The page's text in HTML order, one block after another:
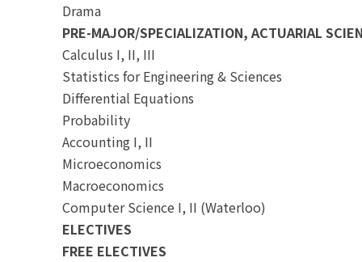
Drama
PRE-MAJOR/SPECIALIZATION, ACTUARIAL
Calculus I, II, III
Statistics for Engineering & Sciences
Differential Equations
Probability
Accounting I, II
Microeconomics
Macroeconomics
Computer Science I, II (Waterloo)
ELECTIVES
FREE ELECTIVES